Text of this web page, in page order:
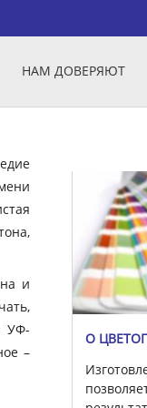
НАМ ДОВЕРЯЮТ
и
УФ-
–
О